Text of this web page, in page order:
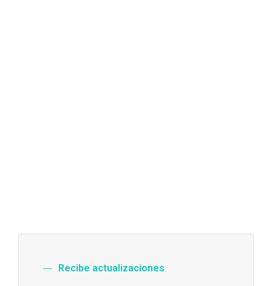
Recibe actualizaciones